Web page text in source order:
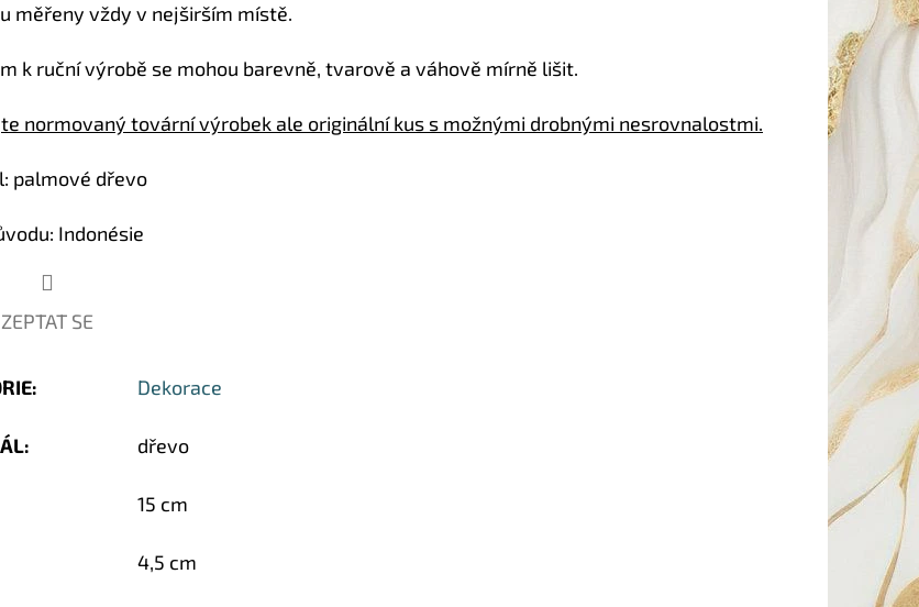
měřeny vždy v nejširším místě.
k ruční výrobě se mohou barevně, tvarově a váhově mírně lišit.
normovaný tovární výrobek ale originální kus s možnými drobnými nesrovnalostmi.
: palmové dřevo
: Indonésie
ZEPTAT SE
: Dekorace
: dřevo
15 cm
4,5 cm